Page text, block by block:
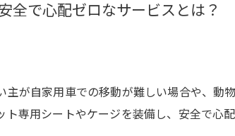
全で心配ゼロなサービスとは？
が自家用車での移動が難しい場合や、動
専用シートやケージを装備し、安全で心